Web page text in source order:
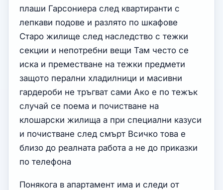
плаши Гарсониера след квартиранти с
лепкави подове и разлято по шкафове
Старо жилище след наследство с тежки
секции и непотребни вещи Там често се
иска и преместване на тежки предмети
защото перални хладилници и масивни
гардероби не тръгват сами Ако е по тежък
случай се поема и почистване на
клошарски жилища а при специални казуси
и почистване след смърт Всичко това е
близо до реалната работа а не до приказки
по телефона
Понякога в апартамент има и следи от